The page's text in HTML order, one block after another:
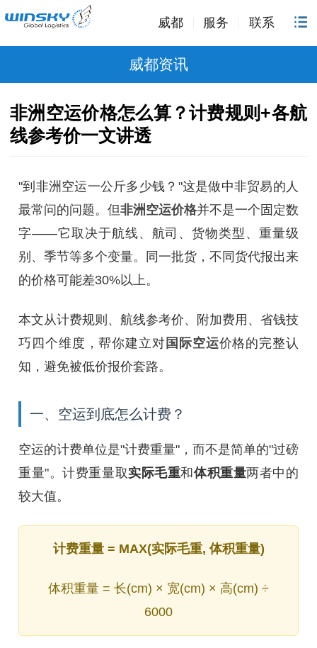
威都 服务 联系
威都资讯
非洲空运价格怎么算？计费规则+各航
线参考价一文讲透
"到非洲空运一公斤多少钱？"这是做中非贸易的人
最常问的问题。但非洲空运价格并不是一个固定数
字——它取决于航线、航司、货物类型、重量级
别、季节等多个变量。同一批货，不同货代报出来
的价格可能差30%以上。
本文从计费规则、航线参考价、附加费用、省钱技
巧四个维度，帮你建立对 国际空运价格的完整认
知，避免被低价报价套路。
一、空运到底怎么计费？
空运的计费单位是"计费重量"，而不是简单的"过磅
重量"。计费重量取实际毛重和体积重量两者中的
较大值。
计费重量 = MAX(实际毛重, 体积重量)
体积重量 = 长(cm) × 宽(cm) × 高(cm) ÷
6000